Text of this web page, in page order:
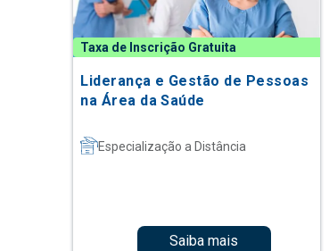
Taxa de Inscrição Gratuita
Liderança e Gestão de Pessoas
na Área da Saúde
Especialização a Distância
Saiba mais